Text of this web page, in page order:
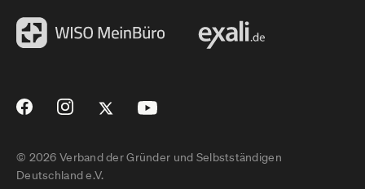
© 2026 Verband der Gründer und Selbstständigen
Deutschland e.V.